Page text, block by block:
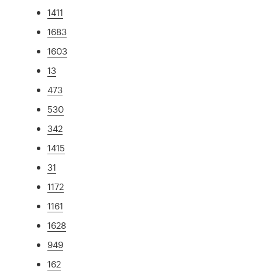
1411
1683
1603
13
473
530
342
1415
31
1172
1161
1628
949
162